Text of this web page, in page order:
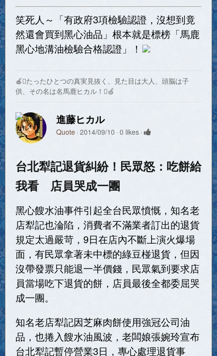
笑死人～「有政府3項檢驗認證，沒想到竟
然還會買到黑心油品」根本就是標榜「馬鹿
黑心地溝油檢驗合格認證」！
🍎たったひとつの真実見抜く、見た目は大人、頭脳は子
供、その名は名馬鹿ヒカル！🍏
進藤ヒカル
Quote 2014/09/10 0 likes
台北犁記退貨糾紛！民眾怒：吃餅給
我看 店員哭成一團
黑心餿水油事件引起全台民眾憤慨，知名老
店犁記也淪陷，消費者不滿業者訂出的退貨
規定太過嚴苛，9日在店內不斷上演火爆場
面，有民眾拿著未中標的綠豆椪退貨，但因
沒帶發票只能退一半價錢，民眾氣到要求店
員當場吃下退貨的餅，店員最後全都委屈哭
成一團。
知名老店犁記因芝麻肉餅使用強冠公司油
品，也捲入餿水油風波，老闆娘張婉玲宣布
台北犁記暫停營業3日，專心處理退貨事